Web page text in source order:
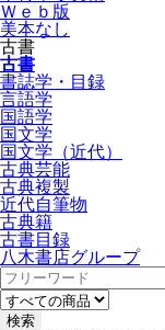
Ｗｅｂ版
美本なし
古書
古書
書誌学・目録
言語学
国語学
国文学
国文学（近代）
古典芸能
古典複製
近代自筆物
古典籍
古書目録
八木書店グループ